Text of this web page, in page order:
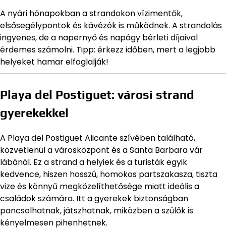
A nyári hónapokban a strandokon vízimentők,
elsősegélypontok és kávézók is működnek. A strandolás
ingyenes, de a napernyő és napágy bérleti díjaival
érdemes számolni. Tipp: érkezz időben, mert a legjobb
helyeket hamar elfoglalják!
Playa del Postiguet: városi strand
gyerekekkel
A Playa del Postiguet Alicante szívében található,
közvetlenül a városközpont és a Santa Barbara vár
lábánál. Ez a strand a helyiek és a turisták egyik
kedvence, hiszen hosszú, homokos partszakasza, tiszta
vize és könnyű megközelíthetősége miatt ideális a
családok számára. Itt a gyerekek biztonságban
pancsolhatnak, játszhatnak, miközben a szülők is
kényelmesen pihenhetnek.